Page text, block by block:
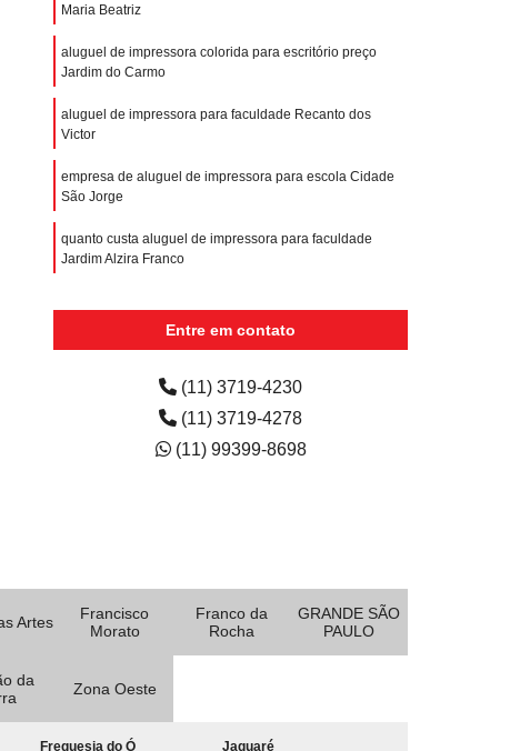
Maria Beatriz
aluguel de impressora colorida para escritório preço
Jardim do Carmo
aluguel de impressora para faculdade Recanto dos
Victor
empresa de aluguel de impressora para escola Cidade
São Jorge
quanto custa aluguel de impressora para faculdade
Jardim Alzira Franco
empresa de aluguel de impressora colorida Embu-Mirim
Entre em contato
(11) 3719-4230
(11) 3719-4278
(11) 99399-8698
Artes
Francisco
Morato
Franco da
Rocha
GRANDE SÃO
PAULO
da
Zona Oeste
Freguesia do Ó Jaguaré